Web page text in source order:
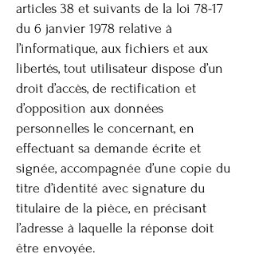
articles 38 et suivants de la loi 78-17
du 6 janvier 1978 relative à
l’informatique, aux fichiers et aux
libertés, tout utilisateur dispose d’un
droit d’accès, de rectification et
d’opposition aux données
personnelles le concernant, en
effectuant sa demande écrite et
signée, accompagnée d’une copie du
titre d’identité avec signature du
titulaire de la pièce, en précisant
l’adresse à laquelle la réponse doit
être envoyée.